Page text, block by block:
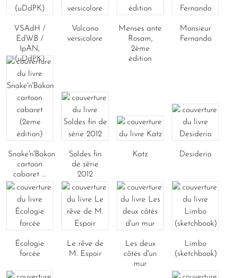
VSAdH /
EdWB /
IpAN,
(uDdPK)
Volcano
versicolore
Menses ante
Rosam,
2ème
édition
Monsieur
Fernando
Snake'n'Bakon
cartoon
cabaret ...
Soldes fin
de série
2012
Katz Desiderio
Écologie
forcée
Le rêve de
M. Espoir
Les deux
côtés d'un
mur
Limbo
(sketchbook)